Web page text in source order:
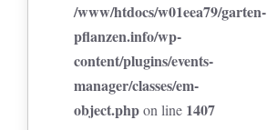
/www/htdocs/w01eea79/garten-
pflanzen.info/wp-
content/plugins/events-
manager/classes/em-
object.phpon line 1407